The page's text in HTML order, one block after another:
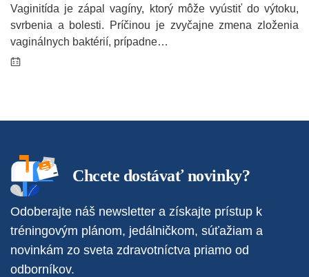
Vaginitída je zápal vagíny, ktorý môže vyústiť do výtoku,
svrbenia a bolesti. Príčinou je zvyčajne zmena zloženia
vaginálnych baktérií, prípadne…
Chcete dostávať novinky?
Odoberajte náš newsletter a získajte prístup k
tréningovým plánom, jedálničkom, súťažiam a
novinkám zo sveta zdravotníctva priamo od
odborníkov.